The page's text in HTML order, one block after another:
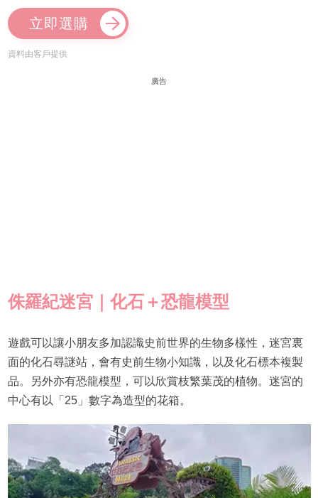
立即選購
資料由客戶提供
廣告
侏羅紀迷宮｜化石＋恐龍模型
遊戲可以讓小朋友多加認識史前世界的生物多樣性，迷宮裏
面的化石尋謎站，會有史前生物小知識，以及化石標本複製
品。另外亦有恐龍模型，可以欣賞枝繁葉茂的植物。迷宮的
中心有以「25」數字為造型的花箱。